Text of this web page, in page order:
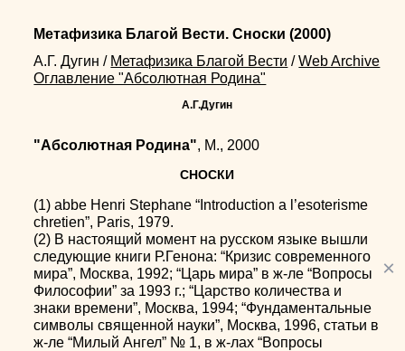
×
Метафизика Благой Вести. Сноски (2000)
А.Г. Дугин / Метафизика Благой Вести / Web Archive
Оглавление "Абсолютная Родина"
А.Г.Дугин
"Абсолютная Родина", М., 2000
СНОСКИ
(1) abbe Henri Stephane “Introduction a l’esoterisme
chretien”, Paris, 1979.
(2) В настоящий момент на русском языке вышли
следующие книги Р.Генона: “Кризис современного
мира”, Москва, 1992; “Царь мира” в ж-ле “Вопросы
Философии” за 1993 г.; “Царство количества и
знаки времени”, Москва, 1994; “Фундаментальные
символы священной науки”, Москва, 1996, статьи в
ж-ле “Милый Ангел” № 1, в ж-лах “Вопросы